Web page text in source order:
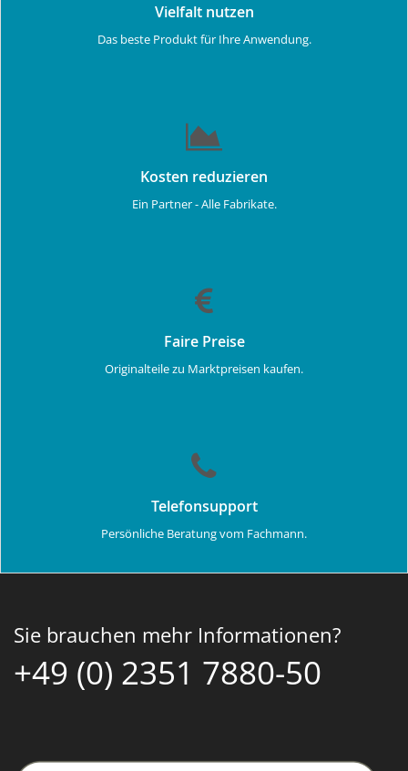
Vielfalt nutzen
Das beste Produkt für Ihre Anwendung.
Kosten reduzieren
Ein Partner - Alle Fabrikate.
Faire Preise
Originalteile zu Marktpreisen kaufen.
Telefonsupport
Persönliche Beratung vom Fachmann.
Sie brauchen mehr Informationen?
+49 (0) 2351 7880-50